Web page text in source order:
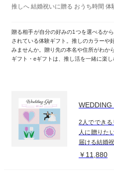
推しへ 結婚祝いに贈る おうち時間 体
贈る相手が自分の好みの1つを選べるか
されている体験ギフト。推しのカラーや
みませんか。贈り先の本名や住所がわか
ギフト・eギフトは、推し活を一緒に楽
WEDDING
2人ででき
人に贈りた
届ける結婚
￥11,880